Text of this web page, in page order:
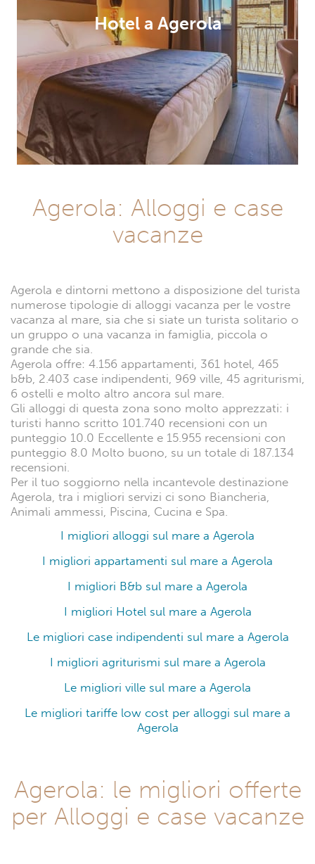
Hotel a Agerola
Agerola: Alloggi e case
vacanze
Agerola e dintorni mettono a disposizione del turista
numerose tipologie di alloggi vacanza per le vostre
vacanza al mare, sia che si siate un turista solitario o
un gruppo o una vacanza in famiglia, piccola o
grande che sia.
Agerola offre: 4.156 appartamenti, 361 hotel, 465
b&b, 2.403 case indipendenti, 969 ville, 45 agriturismi,
6 ostelli e molto altro ancora sul mare.
Gli alloggi di questa zona sono molto apprezzati: i
turisti hanno scritto 101.740 recensioni con un
punteggio 10.0 Eccellente e 15.955 recensioni con
punteggio 8.0 Molto buono, su un totale di 187.134
recensioni.
Per il tuo soggiorno nella incantevole destinazione
Agerola, tra i migliori servizi ci sono Biancheria,
Animali ammessi, Piscina, Cucina e Spa.
I migliori alloggi sul mare a Agerola
I migliori appartamenti sul mare a Agerola
I migliori B&b sul mare a Agerola
I migliori Hotel sul mare a Agerola
Le migliori case indipendenti sul mare a Agerola
I migliori agriturismi sul mare a Agerola
Le migliori ville sul mare a Agerola
Le migliori tariffe low cost per alloggi sul mare a
Agerola
Agerola: le migliori offerte
per Alloggi e case vacanze